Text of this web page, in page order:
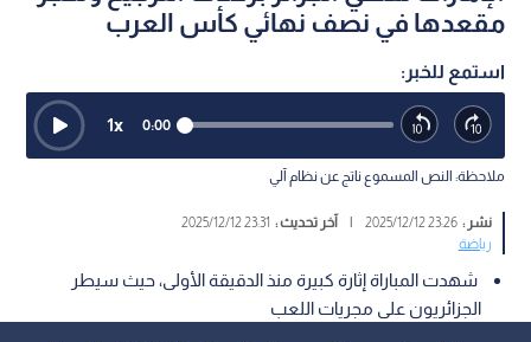
مقعدها في نصف نهائي كأس العرب
استمع للخبر:
0:00
1x
ملاحظة: النص المسموع ناتج عن نظام آلي
نشر :23:26 2025/12/12
| آخر تحديث : 23:31 2025/12/12
رياضة
شهدت المباراة إثارة كبيرة منذ الدقيقة الأولى، حيث سيطر
الجزائريون على مجريات اللعب